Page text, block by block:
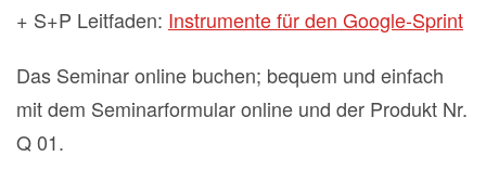
+ S+P Leitfaden: Instrumente für den Google-Sprint
Das Seminar online buchen; bequem und einfach
mit dem Seminarformular online und der Produkt Nr.
Q 01.